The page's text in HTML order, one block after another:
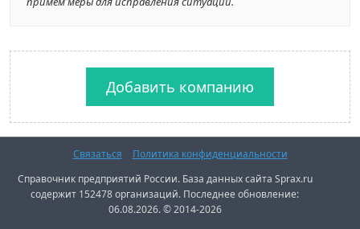
Добавить компанию
Связаться
Политика конфиденциальности
Справочник предприятий России. База данных сайта Sprax.ru
содержит 152478 организаций. Последнее обновление:
06.08.2026. © 2014-2026